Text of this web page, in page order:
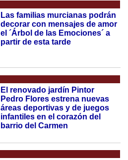
Las familias murcianas podrán
decorar con mensajes de amor
el ´Árbol de las Emociones´ a
partir de esta tarde
El renovado jardín Pintor
Pedro Flores estrena nuevas
áreas deportivas y de juegos
infantiles en el corazón del
barrio del Carmen